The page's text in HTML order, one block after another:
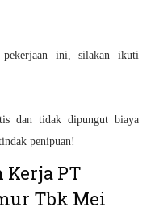
ini, silakan ikuti
dan tidak dipungut biaya
penipuan!
PT
Tbk Mei